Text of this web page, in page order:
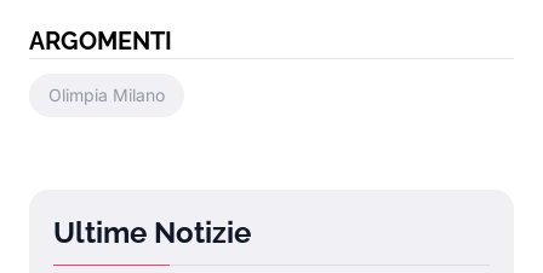
ARGOMENTI
Olimpia Milano
Ultime Notizie